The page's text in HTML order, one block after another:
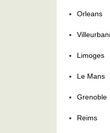
Orleans
Limoges
Le Mans
Grenoble
Reims